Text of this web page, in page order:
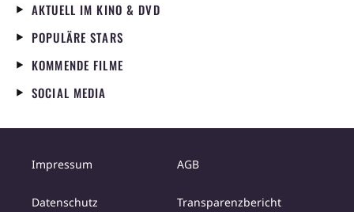
AKTUELL IM KINO & DVD
POPULÄRE STARS
KOMMENDE FILME
SOCIAL MEDIA
Impressum AGB
Datenschutz Transparenzbericht